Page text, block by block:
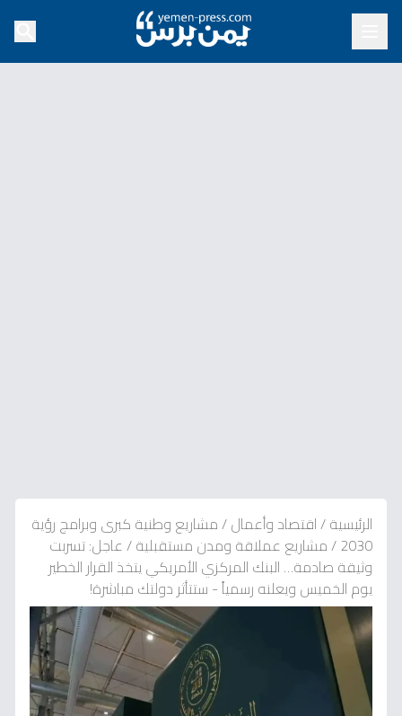
الرئيسية/اقتصاد وأعمال/مشاريع وطنية كبرى وبرامج رؤية
2030
/مشاريع عملاقة ومدن مستقبلية/عاجل: تسربت
وثيقة صادمة… البنك المركزي الأمريكي يتخذ القرار الخطير
يوم الخميس ويعلنه رسمياً - ستتأثر دولتك مباشرة!